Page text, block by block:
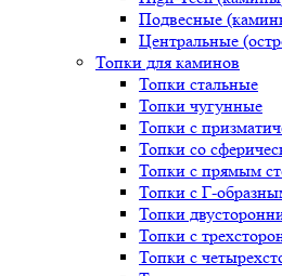
Подвесные
Центральные
Топки для каминов
Топки стальные
Топки чугунные
Топки с
Топки со
Топки с прямым
Топки с Г-
Топки
Топки с
Топки с